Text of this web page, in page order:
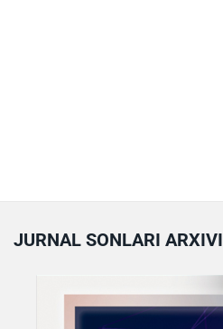
JURNAL SONLARI ARXIVI